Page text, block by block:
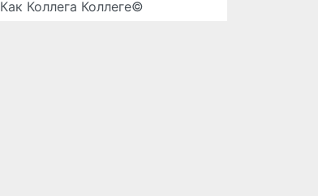
Как Коллега Коллеге©